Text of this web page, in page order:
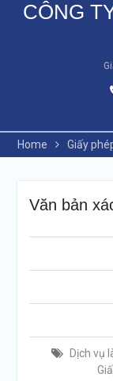
CÔNG
Home Giấy
Văn bản
Dịch vụ